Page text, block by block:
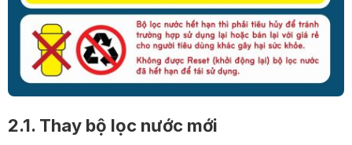
2.1. Thay bộ lọc nước mới